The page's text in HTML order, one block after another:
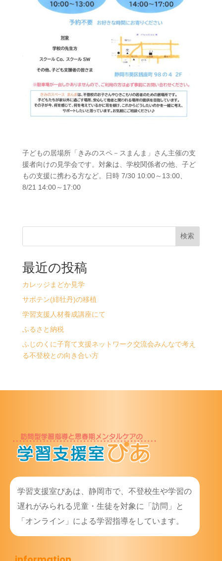
子どもの居場所「きみのスペ－スまんま」さん主催の支
援者向けの見学会です。対象は、学校関係者の他、子ど
もの支援に携わる方など。日時 7/30 10:00～13:00、
8/21 14:00～17:00
検索
最近の投稿
カレッジまどか見学
サボテン(緋牡丹)の移植
学習支援人材養成講座にて
ふるさと納税
ふじのくに子育て支援ネットワーク交流会みんなで考え
る不登校との向き合い方
学習支援室ぴあは、静岡市で、不登校生や学習の
遅れがみられる児童・生徒を対象に「訪問」と
「オンライン」による学習指導をしています。